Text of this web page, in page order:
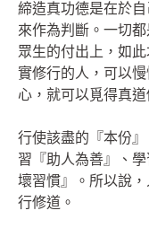
締造真功德是在於
來作為判斷。一切
眾生的付出上，如
實修行的人，可以
心，就可以覓得真
行使該盡的『本份
習『助人為善』、
壞習慣』。所以說
行修道。